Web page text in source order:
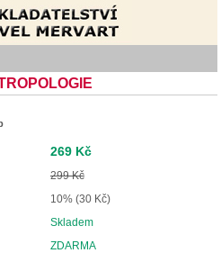
269 Kč
299 Kč
10% (30 Kč)
Skladem
ZDARMA